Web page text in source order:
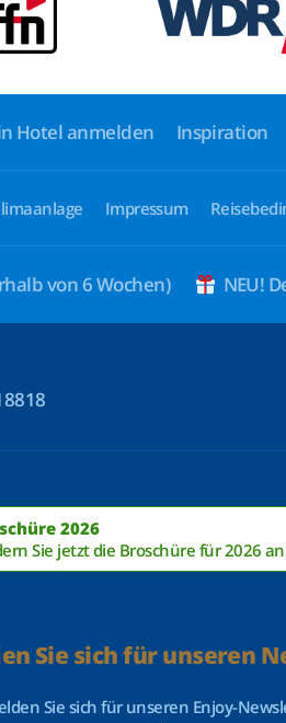
Hotel anmelden Inspiration
Impressum
von 6 Wochen) NEU!
2026
Sie jetzt die Broschüre für 2026
Sie sich für unseren
Sie sich für unseren Enjoy-